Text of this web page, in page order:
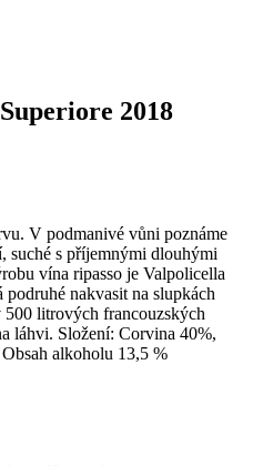
2018
V podmanivé vůni poznáme
suché s příjemnými dlouhými
vína ripasso je Valpolicella
podruhé nakvasit na slupkách
litrových francouzských
láhvi. Složení: Corvina 40%,
alkoholu 13,5 %